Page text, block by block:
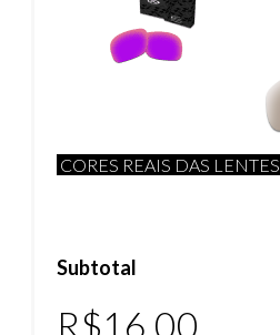
CORES REAIS DAS LENTES
Subtotal
R$16.00